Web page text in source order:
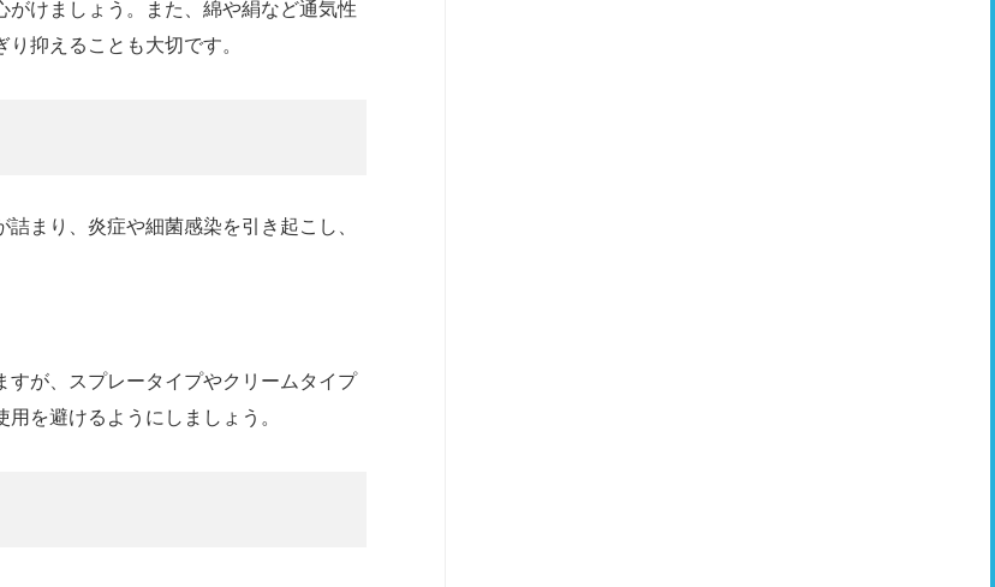
けましょう。また、綿や絹など通気性
抑えることも大切です。
まり、炎症や細菌感染を引き起こし、
が、スプレータイプやクリームタイプ
を避けるようにしましょう。